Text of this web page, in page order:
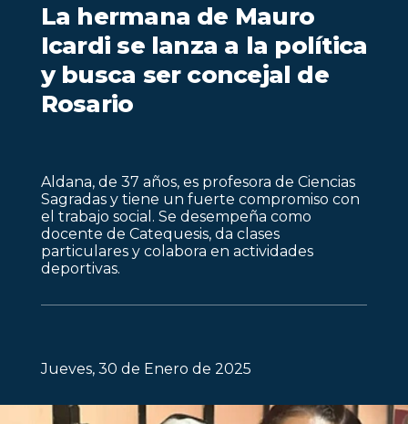
La hermana de Mauro
Icardi se lanza a la política
y busca ser concejal de
Rosario
Aldana, de 37 años, es profesora de Ciencias
Sagradas y tiene un fuerte compromiso con
el trabajo social. Se desempeña como
docente de Catequesis, da clases
particulares y colabora en actividades
deportivas.
Jueves, 30 de Enero de 2025